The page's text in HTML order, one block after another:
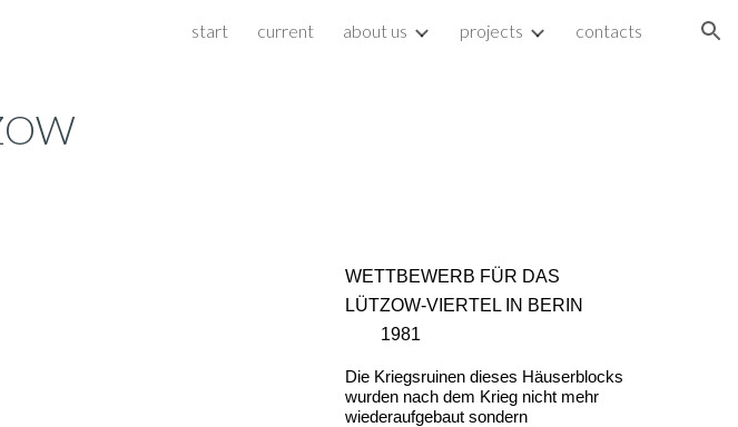
Skip to navigation
start current about us projects contacts
WETTBEWERB FÜR DAS
LÜTZOW-VIERTEL IN BERIN
1981
Die Kriegsruinen dieses Häuserblocks
wurden nach dem Krieg nicht mehr
wiederaufgebaut sondern